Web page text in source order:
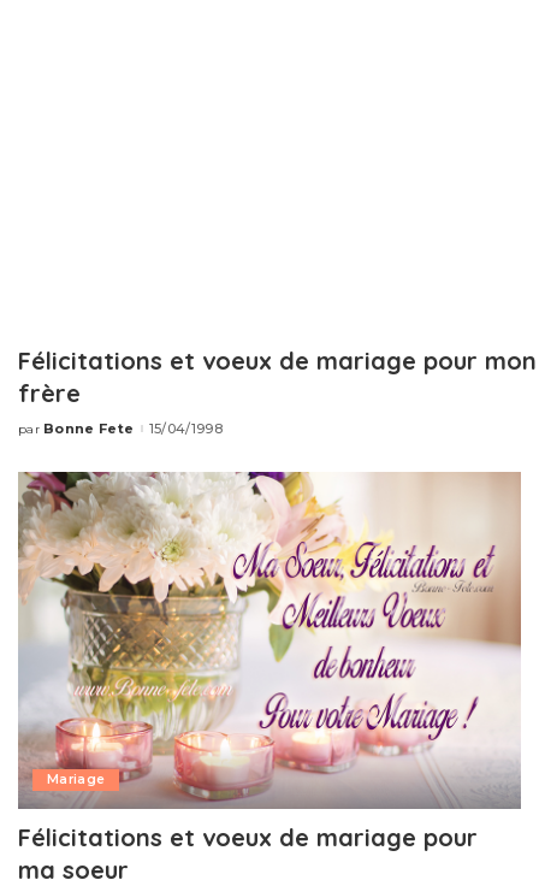
Félicitations et voeux de mariage pour mon
frère
Publié
par Bonne Fete 15/04/1998
Mariage
Félicitations et voeux de mariage pour
ma soeur